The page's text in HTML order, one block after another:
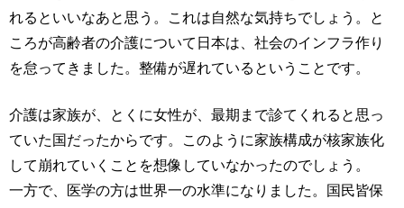
れるといいなあと思う。これは自然な気持ちでしょう。と
ころが高齢者の介護について日本は、社会のインフラ作り
を怠ってきました。整備が遅れているということです。
介護は家族が、とくに女性が、最期まで診てくれると思っ
ていた国だったからです。このように家族構成が核家族化
して崩れていくことを想像していなかったのでしょう。
一方で、医学の方は世界一の水準になりました。国民皆保